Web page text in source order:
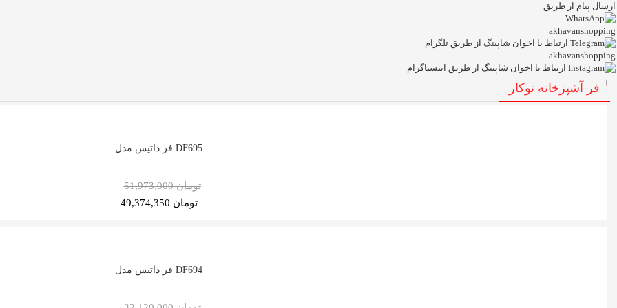
ارسال پیام از طریق
akhavanshopping
akhavanshopping
+ فر آشپزخانه توکار
فر داتیس مدل DF695
51,973,000 تومان
49,374,350 تومان
فر داتیس مدل DF694